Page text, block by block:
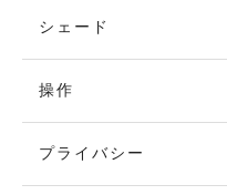
シェード
操作
プライバシー